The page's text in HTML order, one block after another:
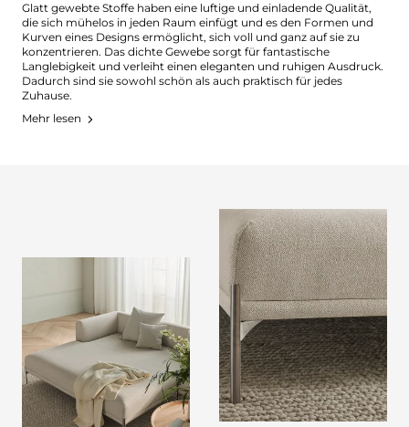
Glatt gewebte Stoffe haben eine luftige und einladende Qualität,
die sich mühelos in jeden Raum einfügt und es den Formen und
Kurven eines Designs ermöglicht, sich voll und ganz auf sie zu
konzentrieren. Das dichte Gewebe sorgt für fantastische
Langlebigkeit und verleiht einen eleganten und ruhigen Ausdruck.
Dadurch sind sie sowohl schön als auch praktisch für jedes
Zuhause.
Mehr lesen